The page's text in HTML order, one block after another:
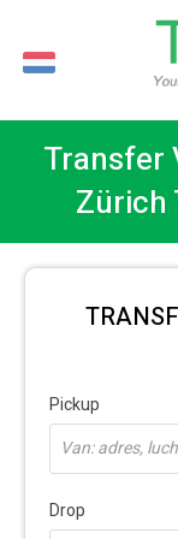
Transfer
Zürich
Pickup
Van: adres,
Drop